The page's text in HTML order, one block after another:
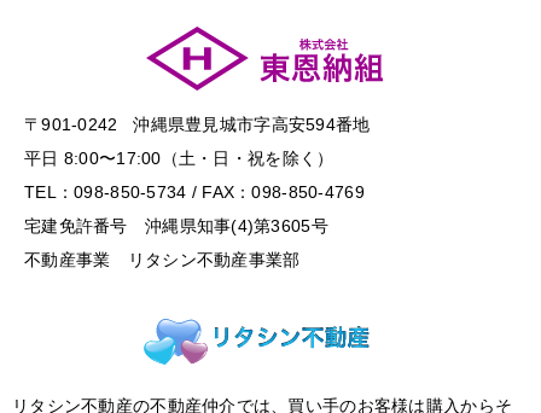
〒901-0242 沖縄県豊見城市字高安594番地
平日 8:00〜17:00（土・日・祝を除く）
TEL：098-850-5734 / FAX：098-850-4769
宅建免許番号 沖縄県知事(4)第3605号
不動産事業 リタシン不動産事業部
リタシン不動産の不動産仲介では、買い手のお客様は購入からそ